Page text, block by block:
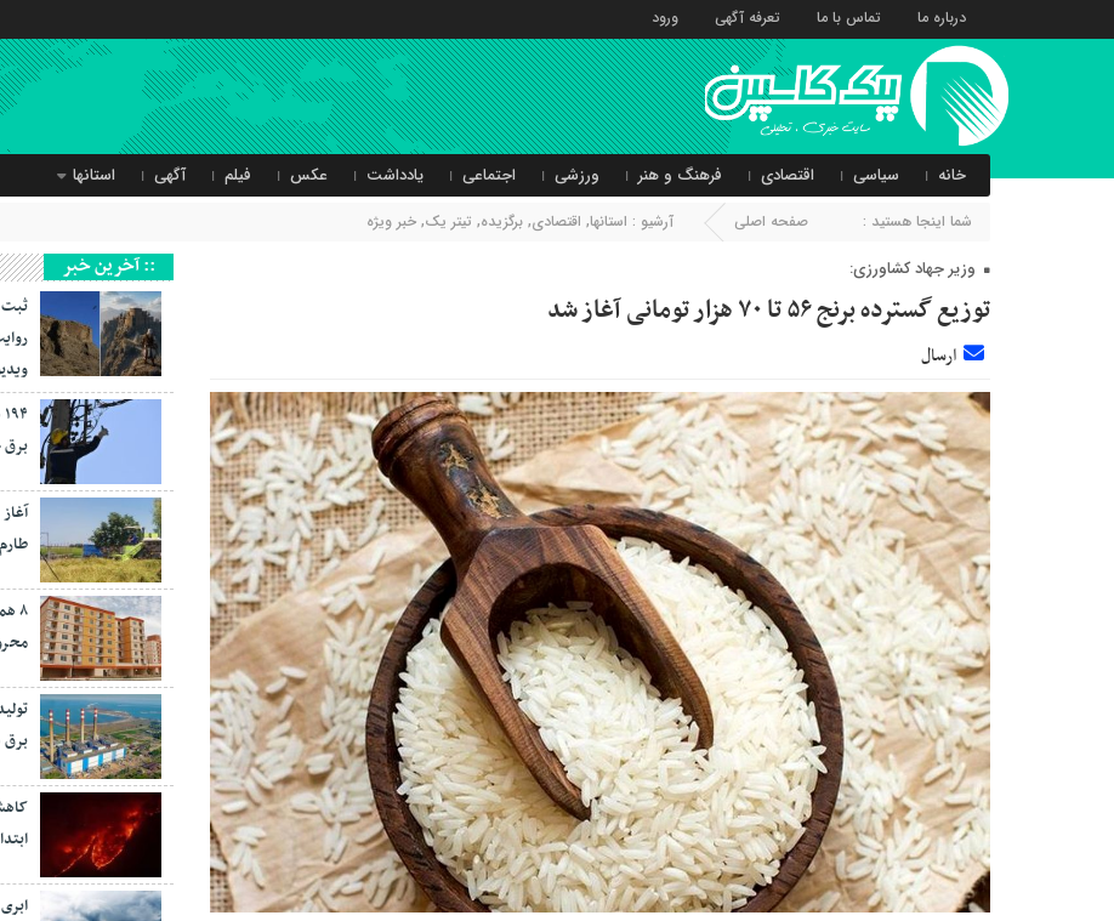
درباره ما تماس با ما تعرفه آگهی ورود
خانه سیاسی اقتصادی فرهنگ و هنر ورزشی اجتماعی یادداشت عکس فیلم آگهی استانها
شما اینجا هستید : صفحه اصلی آرشیو : استانها, اقتصادی, برگزیده, تیتر یک, خبر ویژه
وزیر جهاد کشاورزی:
توزیع گسترده برنج ۵۶ تا ۷۰ هزار تومانی آغاز شد
ارسال
:: آخرین خبر
۸
برق